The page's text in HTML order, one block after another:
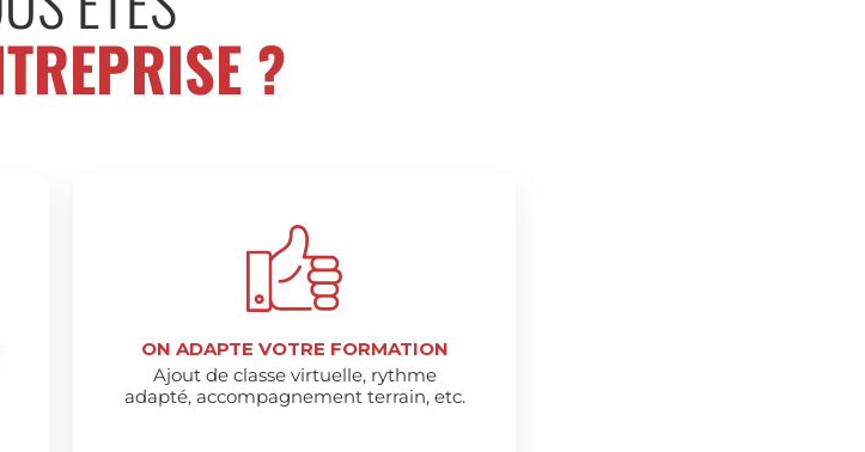
?
ON ADAPTE VOTRE FORMATION
Ajout de classe virtuelle, rythme
adapté, accompagnement terrain, etc.